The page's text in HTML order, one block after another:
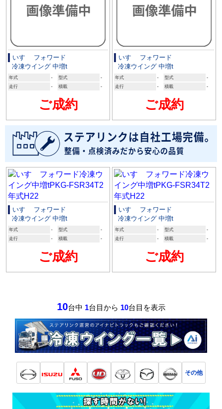
いすゞ フォワード
冷凍ウイング 中増t
年式 - 型式
-
走行
- 積載 -
ご成約
いすゞ フォワード
冷凍ウイング 中増t
年式 - 型式
-
走行
- 積載 -
ご成約
いすゞ フォワード
冷凍ウイング 中増t
年式 - 型式
-
走行
- 積載 -
ご成約
いすゞ フォワード
冷凍ウイング 中増t
年式 - 型式
-
走行
- 積載 -
ご成約
10台中 1台目から 10台目を表示
その他